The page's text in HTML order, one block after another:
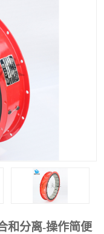
和分离-操作简便
合器
件
合器
轮胎
配件